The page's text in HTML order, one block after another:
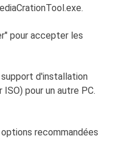
pour accepter les
d'installation
pour un autre PC.
recommandées